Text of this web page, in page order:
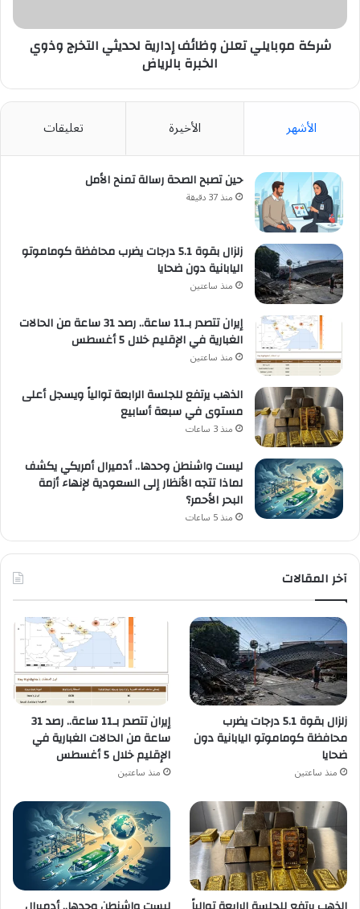
الخبرة
بالرياض
شركة موبايلي تعلن وظائف إدارية لحديثي التخرج وذوي
الخبرة بالرياض
الأشهر الأخيرة تعليقات
حين تصبح الصحة رسالة تمنح الأمل
منذ 37 دقيقة
زلزال بقوة 5.1 درجات يضرب محافظة كوماموتو
اليابانية دون ضحايا
منذ ساعتين
إيران تتصدر بـ11 ساعة.. رصد 31 ساعة من الحالات
الغبارية في الإقليم خلال 5 أغسطس
منذ ساعتين
الذهب يرتفع للجلسة الرابعة توالياً ويسجل أعلى
مستوى في سبعة أسابيع
منذ 3 ساعات
ليست واشنطن وحدها.. أدميرال أمريكي يكشف
لماذا تتجه الأنظار إلى السعودية لإنهاء أزمة
البحر الأحمر؟
منذ 5 ساعات
آخر المقالات
زلزال بقوة 5.1 درجات يضرب
محافظة كوماموتو اليابانية دون
ضحايا
منذ ساعتين
إيران تتصدر بـ11 ساعة.. رصد 31
ساعة من الحالات الغبارية في
الإقليم خلال 5 أغسطس
منذ ساعتين